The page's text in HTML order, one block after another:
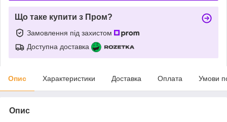
Що таке купити з Пром?
Замовлення під захистом
Доступна доставка
Опис Характеристики Доставка Оплата Умови
Опис